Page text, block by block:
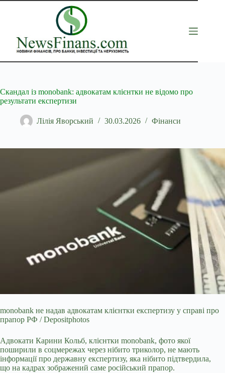
Перейти
Скандал із monobank: адвокатам клієнтки не відомо про
результати експертизи
Лілія Яворський 30.03.2026 Фінанси
monobank не надав адвокатам клієнтки експертизу у справі про
прапор РФ / Depositphotos
Адвокати Карини Кольб, клієнтки monobank, фото якої
поширили в соцмережах через нібито триколор, не мають
інформації про державну експертизу, яка нібито підтвердила,
що на кадрах зображений саме російський прапор.